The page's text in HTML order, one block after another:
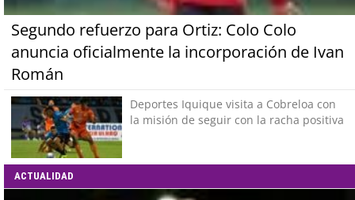
Segundo refuerzo para Ortiz: Colo Colo
anuncia oficialmente la incorporación de Ivan
Román
Deportes Iquique visita a Cobreloa con
la misión de seguir con la racha positiva
ACTUALIDAD